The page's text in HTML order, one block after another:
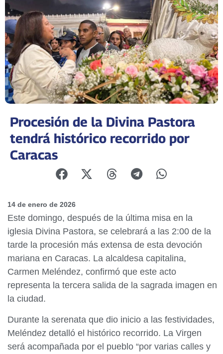
Procesión de la Divina Pastora
tendrá histórico recorrido por
Caracas
14 de enero de 2026
Este domingo, después de la última misa en la
iglesia Divina Pastora, se celebrará a las 2:00 de la
tarde la procesión más extensa de esta devoción
mariana en Caracas. La alcaldesa capitalina,
Carmen Meléndez, confirmó que este acto
representa la tercera salida de la sagrada imagen en
la ciudad.
Durante la serenata que dio inicio a las festividades,
Meléndez detalló el histórico recorrido. La Virgen
será acompañada por el pueblo “por varias calles y